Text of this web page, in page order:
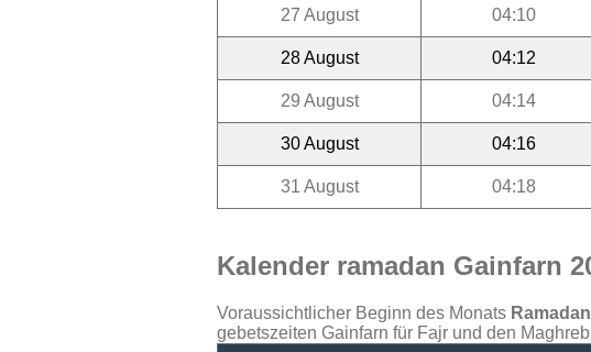
27 August 04:10
28 August 04:12
29 August 04:14
30 August 04:16
31 August 04:18
Kalender ramadan Gainfarn
Voraussichtlicher Beginn des Monats Ramadan
gebetszeiten Gainfarn für Fajr und den